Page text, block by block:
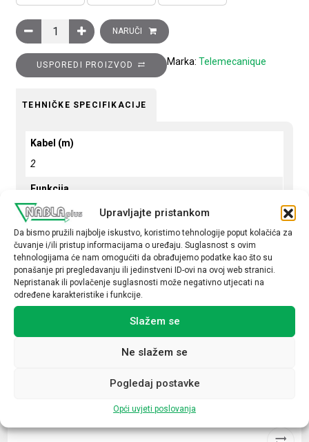
Upravljajte pristankom
Da bismo pružili najbolje iskustvo, koristimo tehnologije poput kolačića za
čuvanje i/ili pristup informacijama o uređaju. Suglasnost s ovim
tehnologijama će nam omogućiti da obrađujemo podatke kao što su
ponašanje pri pregledavanju ili jedinstveni ID-ovi na ovoj web stranici.
Nepristanak ili povlačenje suglasnosti može negativno utjecati na
određene karakteristike i funkcije.
Slažem se
Ne slažem se
Pogledaj postavke
Opći uvjeti poslovanja
Fotoćelija background suppresion četvrtasta plastična,
NARUČI
USPOREDI PROIZVOD Marka: Telemecanique
TEHNIČKE SPECIFIKACIJE
Kabel (m)
2
Funkcija
1R ili 1M
Način spajanja
PNP
Napon
12-24VDC
Povezani proizvodi